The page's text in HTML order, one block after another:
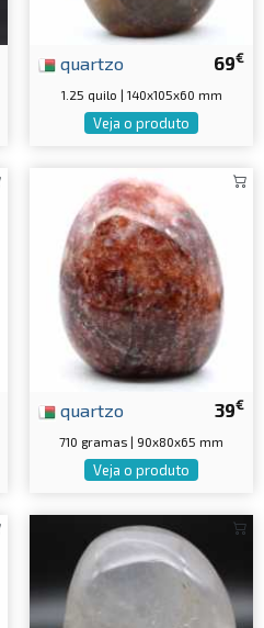
69€
quartzo
1.25 quilo | 140x105x60 mm
Veja o produto
39€
quartzo
710 gramas | 90x80x65 mm
Veja o produto